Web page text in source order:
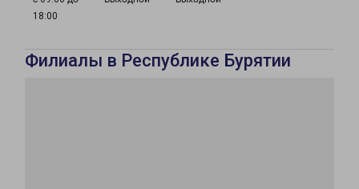
18:00
Филиалы в Республике Бурятии